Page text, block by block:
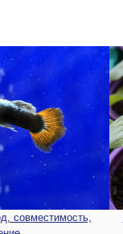
совместимость,